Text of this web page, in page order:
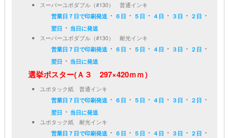
スーパーユポダブル（#130） 普通インキ
営業日７日で印刷発送 ・ ６日 ・ ５日 ・ ４日 ・ ３日 ・ ２日 ・
翌日 ・ 当日に発送
スーパーユポダブル（#130） 耐光インキ
営業日７日で印刷発送 ・ ６日 ・ ５日 ・ ４日 ・ ３日 ・ ２日 ・
翌日 ・ 当日に発送
選挙ポスター(Ａ３ 297×420ｍｍ）
ユポタック紙 普通インキ
営業日７日で印刷発送 ・ ６日 ・ ５日 ・ ４日 ・ ３日 ・ ２日 ・
翌日 ・ 当日に発送
ユポタック紙 耐光インキ
営業日７日で印刷発送 ・ ６日 ・ ５日 ・ ４日 ・ ３日 ・ ２日 ・